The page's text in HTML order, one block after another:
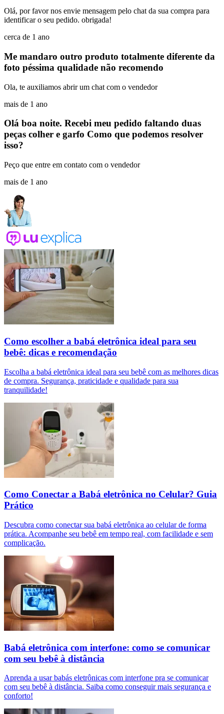
Olá, por favor nos envie mensagem pelo chat da sua compra para
identificar o seu pedido. obrigada!
cerca de 1 ano
Me mandaro outro produto totalmente diferente da
foto péssima qualidade não recomendo
Ola, te auxiliamos abrir um chat com o vendedor
mais de 1 ano
Olá boa noite. Recebi meu pedido faltando duas
peças colher e garfo Como que podemos resolver
isso?
Peço que entre em contato com o vendedor
mais de 1 ano
Como escolher a babá eletrônica ideal para seu
bebê: dicas e recomendação
Escolha a babá eletrônica ideal para seu bebê com as melhores dicas
de compra. Segurança, praticidade e qualidade para sua
tranquilidade!
Como Conectar a Babá eletrônica no Celular? Guia
Prático
Descubra como conectar sua babá eletrônica ao celular de forma
prática. Acompanhe seu bebê em tempo real, com facilidade e sem
complicação.
Babá eletrônica com interfone: como se comunicar
com seu bebê à distância
Aprenda a usar babás eletrônicas com interfone pra se comunicar
com seu bebê à distância. Saiba como conseguir mais segurança e
conforto!